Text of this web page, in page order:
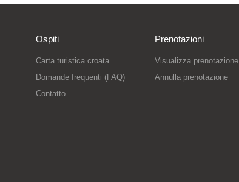
Ospiti
Carta turistica croata
Domande frequenti (FAQ)
Contatto
Prenotazioni
Visualizza prenotazione
Annulla prenotazione